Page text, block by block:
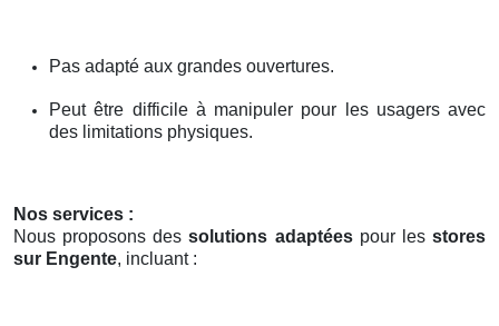
Pas adapté aux grandes ouvertures.
Peut être difficile à manipuler pour les usagers avec
des limitations physiques.
Nos services :
Nous proposons dessolutions adaptéespour lesstores
sur Engente, incluant :